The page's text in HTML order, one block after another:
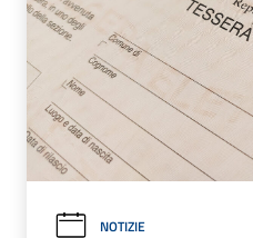
NOTIZIE